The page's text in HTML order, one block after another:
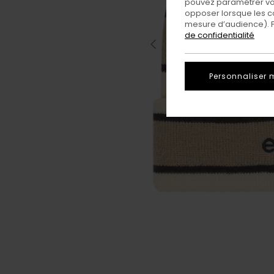
opposer lorsque les
mesure d’audience).
de confidentialité
Personnaliser